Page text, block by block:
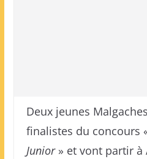
Deux jeunes
finalistes du concours
Junior» et vont partir à